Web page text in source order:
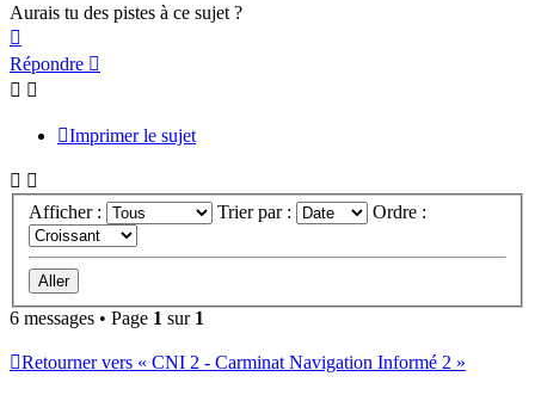
Aurais tu des pistes à ce sujet ?
Répondre
Imprimer le sujet
Afficher : Trier par : Ordre :
6 messages • Page 1 sur 1
Retourner vers « CNI 2 - Carminat Navigation Informé 2 »